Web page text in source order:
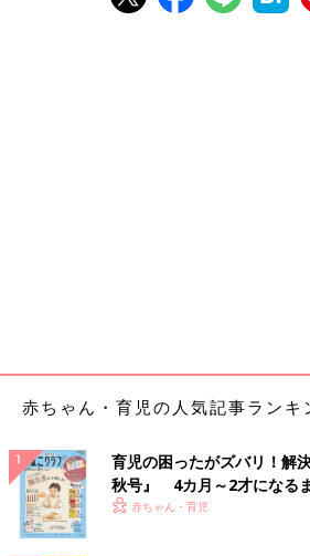
赤ちゃん・育児の人気記事ランキ
育児の困ったがズバリ！解
秋号』 4カ月～2才になる
いっぱい！
赤ちゃん・育児